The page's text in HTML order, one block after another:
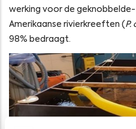
werking voor de geknobbelde-
Amerikaanse rivierkreeften ( P.
98% bedraagt.